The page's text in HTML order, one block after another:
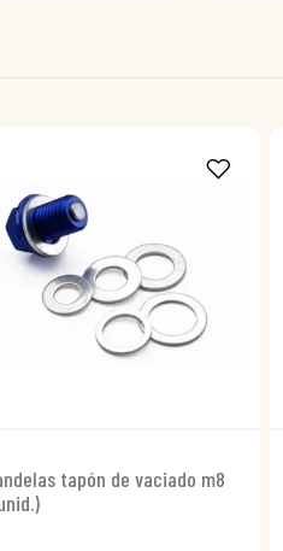
tapón de vaciado m8